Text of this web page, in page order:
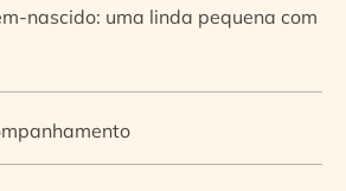
nascido: uma linda pequena com